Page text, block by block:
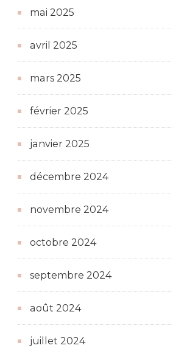
mai 2025
avril 2025
mars 2025
février 2025
janvier 2025
décembre 2024
novembre 2024
octobre 2024
septembre 2024
août 2024
juillet 2024